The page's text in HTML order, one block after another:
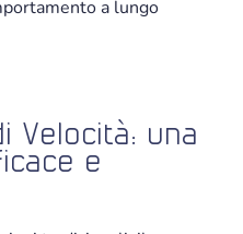
a lungo
Velocità: una
e